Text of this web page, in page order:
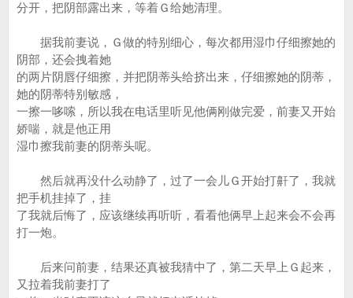
分开，把阴部露出来，等着Ｇ给她清理。
据我前妻说，Ｇ做的特别细心，每次都用湿巾仔细擦她的
阴部，还会拽着她
的两片阴唇仔细擦，并把阴蒂头给挤出来，仔细擦她的阴蒂，
她的阴蒂特别敏感，
一擦一哆嗦，所以我在电话里听见他俩刚做完爱，前妻又开始
娇喘，就是他正用
湿巾擦我前妻的阴蒂头呢。
然后就再没什么动静了，过了一会儿Ｇ开始打鼾了，我就
把手机挂掉了，挂
了我就后悔了，应该继续再听听，看看他俩早上起来会不会再
打一炮。
后来问前妻，结果还真被我猜中了，第二天早上Ｇ起来，
又拉着我前妻打了